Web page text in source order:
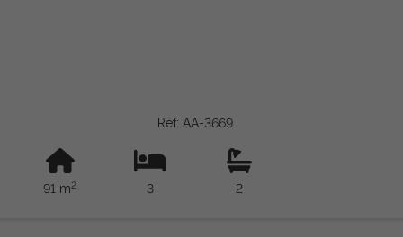
Ref: AA-3669
91 m2 3 2